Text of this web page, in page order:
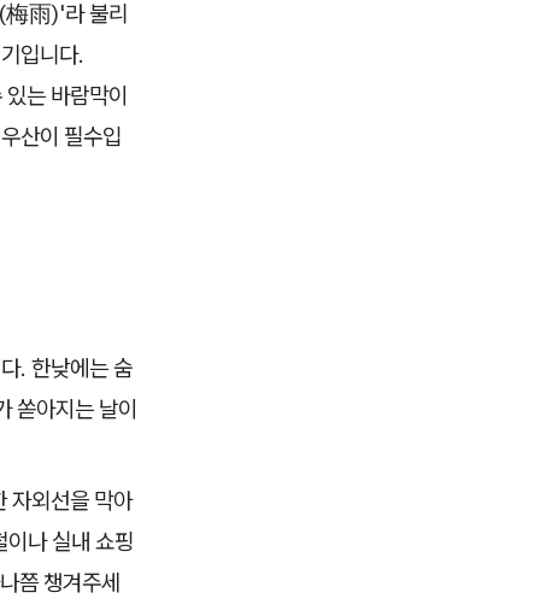
梅雨)'라 불리
입니다.
는 바람막이
산이 필수입
. 한낮에는 숨
쏟아지는 날이
자외선을 막아
나 실내 쇼핑
쯤 챙겨주세